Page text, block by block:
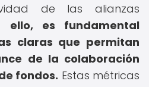
de las alianzas
ello, es fundamental
claras que permitan
de la colaboración
fondos. Estas métricas